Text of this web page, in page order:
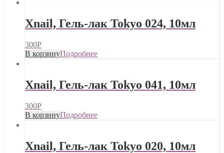
Xnail, Гель-лак Tokyo 024, 10мл
300Р
В корзинуПодробнее
Xnail, Гель-лак Tokyo 041, 10мл
300Р
В корзинуПодробнее
Xnail, Гель-лак Tokyo 020, 10мл